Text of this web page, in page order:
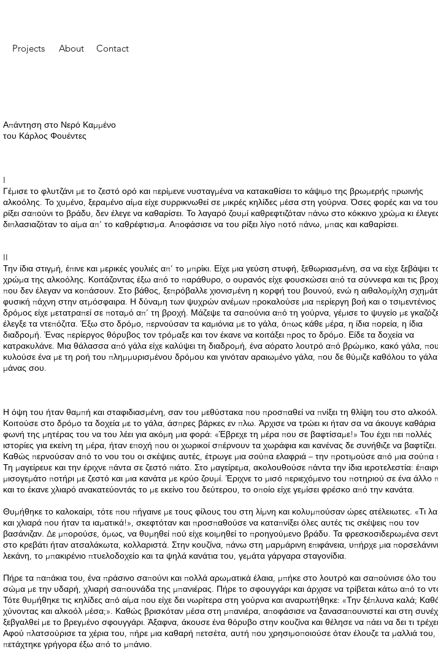
Projects About Contact
Απάντηση στο Νερό Καμμένο
του Κάρλος Φουέντες
I
Γέμισε το φλυτζάνι με το ζεστό ορό και περίμενε νυσταγμένα να κατακαθίσει το κάψιμο της βρωμερής πρωινής
αλκοόλης. Το χυμένο, ξεραμένο αίμα είχε συρρικνωθεί σε μικρές κηλίδες μέσα στη γούρνα. Όσες φορές και να του
ρίξει σαπούνι το βράδυ, δεν έλεγε να καθαρίσει. Το λαγαρό ζουμί καθρεφτιζόταν πάνω στο κόκκινο χρώμα κι
διπλασιαζόταν το αίμα απ’ το καθρέφτισμα. Αποφάσισε να του ρίξει λίγο ποτό πάνω, μπας και καθαρίσει.
II
Την ίδια στιγμή, έπινε και μερικές γουλιές απ’ το μπρίκι. Είχε μια γεύση στυφή, ξεθωριασμένη, σα να είχε ξεβάψει
χρώμα της αλκοόλης. Κοιτάζοντας έξω από το παράθυρο, ο ουρανός είχε φουσκώσει από τα σύννεφα και τις
που δεν έλεγαν να κοπάσουν. Στο βάθος, ξεπρόβαλλε χιονισμένη η κορφή του βουνού, ενώ η αιθαλομίχλη
φυσική πάχνη στην ατμόσφαιρα. Η δύναμη των ψυχρών ανέμων προκαλούσε μια περίεργη βοή και ο τσιμεντένιος
δρόμος είχε μετατραπεί σε ποταμό απ’ τη βροχή. Μάζεψε τα σαπούνια από τη γούρνα, γέμισε το ψυγείο με
έλεγξε τα ντεπόζιτα. Έξω στο δρόμο, περνούσαν τα καμιόνια με το γάλα, όπως κάθε μέρα, η ίδια πορεία, η ίδια
διαδρομή. Ένας περίεργος θόρυβος τον τρόμαξε και τον έκανε να κοιτάξει προς το δρόμο. Είδε τα δοχεία να
κατρακυλάνε. Μια θάλασσα από γάλα είχε καλύψει τη διαδρομή, ένα αόρατο λουτρό από βρώμικο, κακό γάλα,
κυλούσε ένα με τη ροή του πλημμυρισμένου δρόμου και γινόταν αραιωμένο γάλα, που δε θύμιζε καθόλου το
μάνας σου.
Η όψη του ήταν θαμπή και σταφιδιασμένη, σαν του μεθύστακα που προσπαθεί να πνίξει τη θλίψη του στο αλκοόλ.
Κοιτούσε στο δρόμο τα δοχεία με το γάλα, άσπρες βάρκες εν πλω. Άρχισε να τρώει κι ήταν σα να άκουγε καθάρια
φωνή της μητέρας του να του λέει για ακόμη μια φορά: «Έβρεχε τη μέρα που σε βαφτίσαμε!» Του έχει πει πολλές
ιστορίες για εκείνη τη μέρα, ήταν εποχή που οι χωρικοί σπέρνουν τα χωράφια και κανένας δε συνήθιζε να βαφτίζει.
Καθώς περνούσαν από το νου του οι σκέψεις αυτές, έτρωγε μια σούπα ελαφριά – την προτιμούσε από μια σούπα
Τη μαγείρευε και την έριχνε πάντα σε ζεστό πιάτο. Στο μαγείρεμα, ακολουθούσε πάντα την ίδια ιεροτελεστία:
μισογεμάτο ποτήρι με ζεστό και μια κανάτα με κρύο ζουμί. Έριχνε το μισό περιεχόμενο του ποτηριού σε ένα άλλο
και το έκανε χλιαρό ανακατεύοντάς το με εκείνο του δεύτερου, το οποίο είχε γεμίσει φρέσκο από την κανάτα.
Θυμήθηκε το καλοκαίρι, τότε που πήγαινε με τους φίλους του στη λίμνη και κολυμπούσαν ώρες ατέλειωτες. «Τι
και χλιαρά που ήταν τα ιαματικά!», σκεφτόταν και προσπαθούσε να καταπνίξει όλες αυτές τις σκέψεις που τον
βασάνιζαν. Δε μπορούσε, όμως, να θυμηθεί πού είχε κοιμηθεί το προηγούμενο βράδυ. Τα φρεσκοσιδερωμένα
στο κρεβάτι ήταν ατσαλάκωτα, κολλαριστά. Στην κουζίνα, πάνω στη μαρμάρινη επιφάνεια, υπήρχε μια
λεκάνη, το μπακιρένιο πτυελοδοχείο και τα ψηλά κανάτια του, γεμάτα γάργαρα σταγονίδια.
Πήρε τα παπάκια του, ένα πράσινο σαπούνι και πολλά αρωματικά έλαια, μπήκε στο λουτρό και σαπούνισε όλο του
σώμα με την υδαρή, χλιαρή σαπουνάδα της μπανιέρας. Πήρε το σφουγγάρι και άρχισε να τρίβεται κάτω από το
Τότε θυμήθηκε τις κηλίδες από αίμα που είχε δει νωρίτερα στη γούρνα και αναρωτήθηκε: «Την ξέπλυνα καλά;
χύνοντας και αλκοόλ μέσα;». Καθώς βρισκόταν μέσα στη μπανιέρα, αποφάσισε να ξανασαπουνιστεί και στη
ξεβγαλθεί με το βρεγμένο σφουγγάρι. Άξαφνα, άκουσε ένα θόρυβο στην κουζίνα και θέλησε να πάει να δει τι
Αφού πλατσούρισε τα χέρια του, πήρε μια καθαρή πετσέτα, αυτή που χρησιμοποιούσε όταν έλουζε τα μαλλιά του,
πετάχτηκε γρήγορα έξω από το μπάνιο.